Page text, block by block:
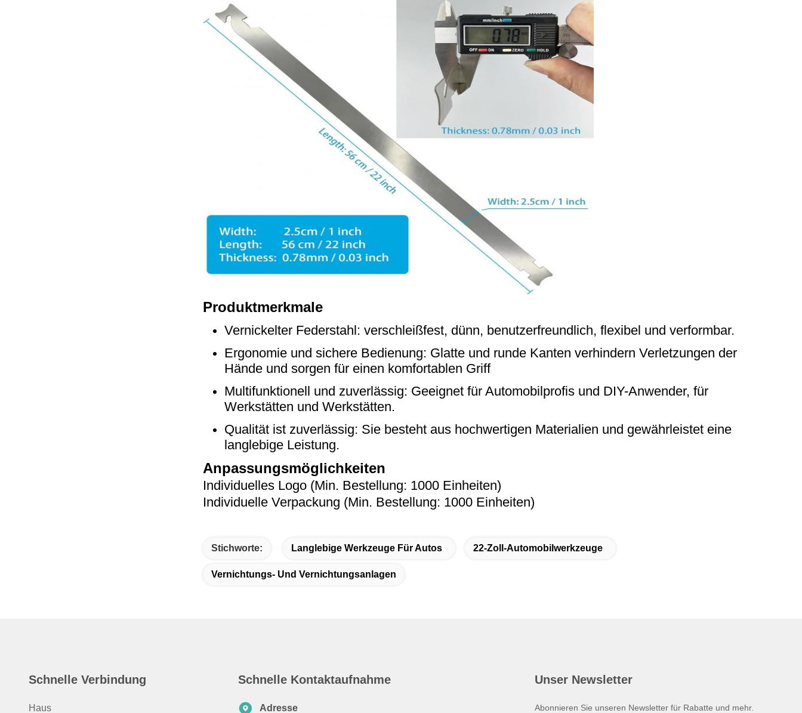
Produktmerkmale
Vernickelter Federstahl: verschleißfest, dünn, benutzerfreundlich, flexibel und verformbar.
Ergonomie und sichere Bedienung: Glatte und runde Kanten verhindern Verletzungen der
Hände und sorgen für einen komfortablen Griff
Multifunktionell und zuverlässig: Geeignet für Automobilprofis und DIY-Anwender, für
Werkstätten und Werkstätten.
Qualität ist zuverlässig: Sie besteht aus hochwertigen Materialien und gewährleistet eine
langlebige Leistung.
Anpassungsmöglichkeiten
Individuelles Logo (Min. Bestellung: 1000 Einheiten)
Individuelle Verpackung (Min. Bestellung: 1000 Einheiten)
Stichworte: Langlebige Werkzeuge Für Autos 22-Zoll-Automobilwerkzeuge
Vernichtungs- Und Vernichtungsanlagen
Schnelle Verbindung
Haus
Schnelle Kontaktaufnahme
Adresse
Unser Newsletter
Abonnieren Sie unseren Newsletter für Rabatte und mehr.